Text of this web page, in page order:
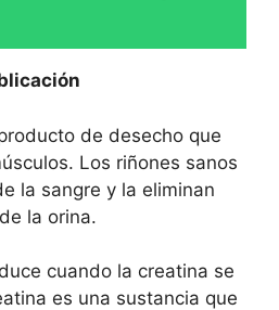
de desecho que
Los riñones sanos
la sangre y la eliminan
la orina.
cuando la creatina se
es una sustancia que